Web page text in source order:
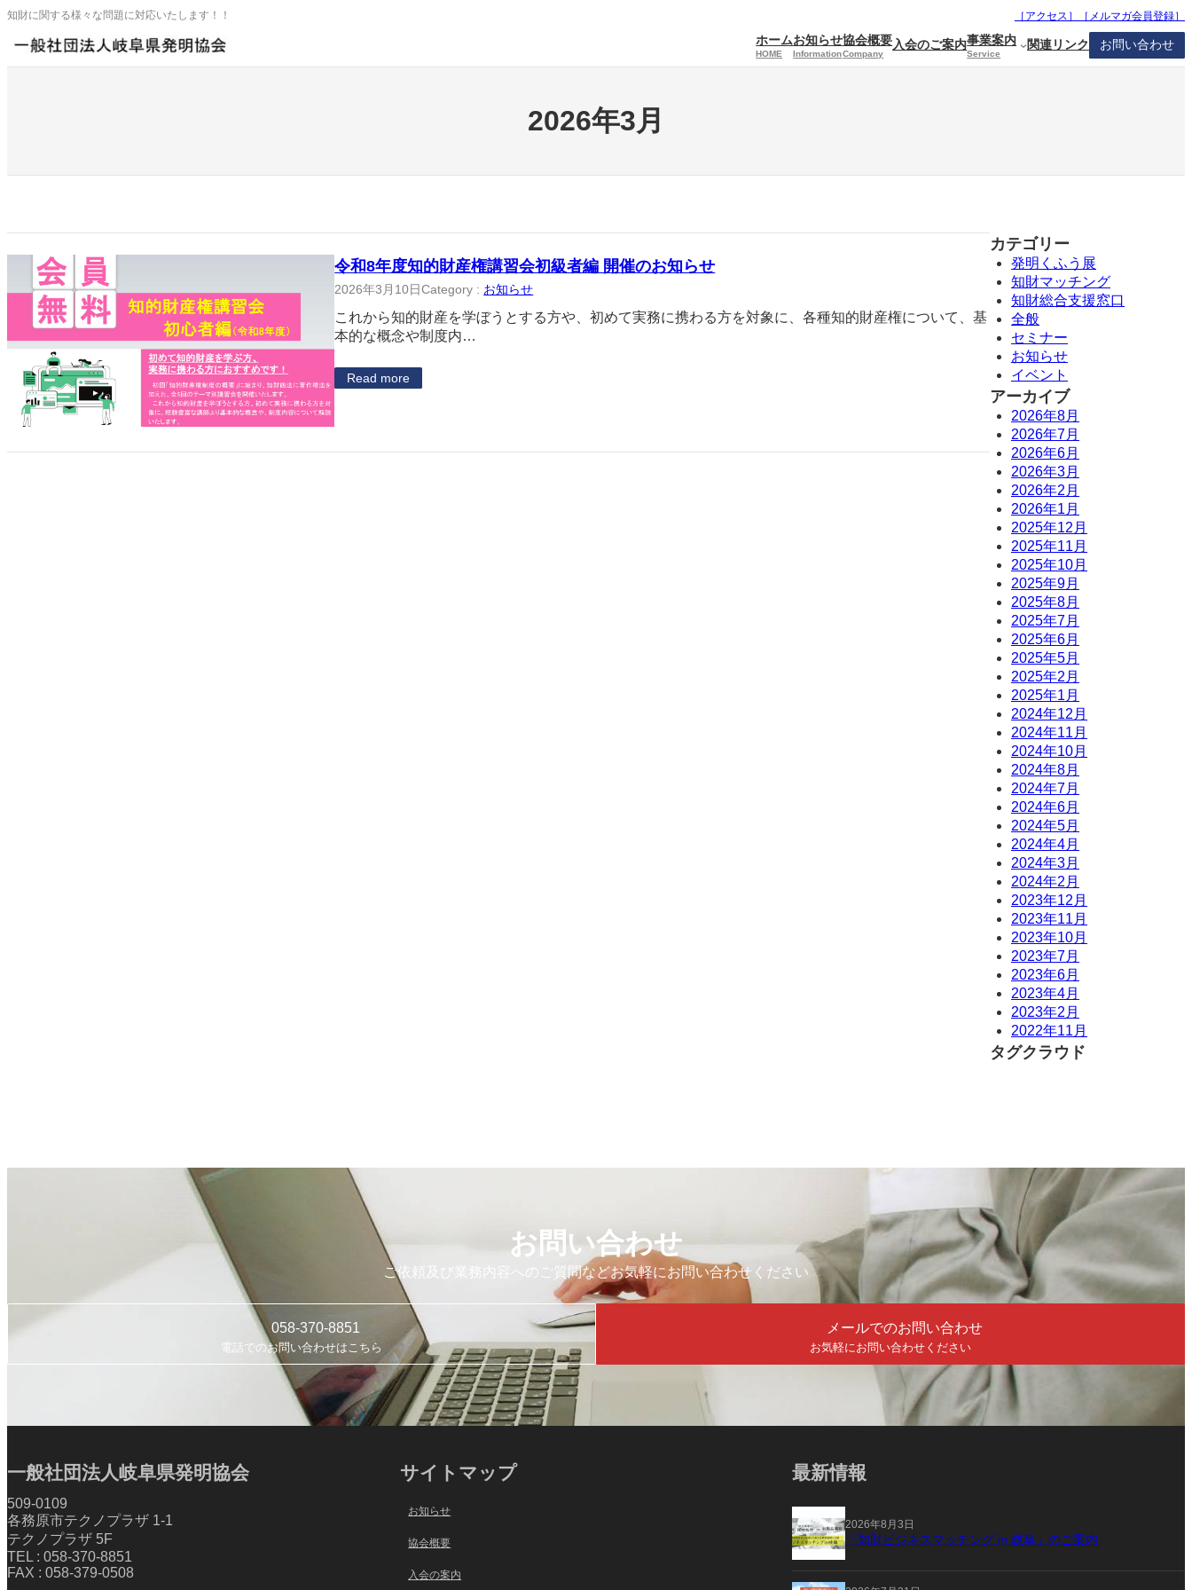
内
ス
知財に関する様々な問題に対応いたします！！ ［アクセス］ ［ メルマガ会員登録］
ホーム
HOME
お知らせ
Information
協会概要
Company
入会のご案内事業案内
Service
関連リンク お問い合わせ
2026年3月
令和8年度知的財産権講習会初級者編 開催のお知らせ
2026年3月10日Category : お知らせ
これから知的財産を学ぼうとする方や、初めて実務に携わる方を対象に、各種知的財産権について、基
本的な概念や制度内…
Read more
カテゴリー
発明くふう展
知財マッチング
知財総合支援窓口
全般
セミナー
お知らせ
イベント
アーカイブ
2026年8月
2026年7月
2026年6月
2026年3月
2026年2月
2026年1月
2025年12月
2025年11月
2025年10月
2025年9月
2025年8月
2025年7月
2025年6月
2025年5月
2025年2月
2025年1月
2024年12月
2024年11月
2024年10月
2024年8月
2024年7月
2024年6月
2024年5月
2024年4月
2024年3月
2024年2月
2023年12月
2023年11月
2023年10月
2023年7月
2023年6月
2023年4月
2023年2月
2022年11月
タグクラウド
お問い合わせ
ご依頼及び業務内容へのご質問などお気軽にお問い合わせください
058-370-8851
電話でのお問い合わせはこちら
メールでのお問い合わせ
お気軽にお問い合わせください
一般社団法人岐阜県発明協会
509-0109
各務原市テクノプラザ 1-1
テクノプラザ 5F
TEL : 058-370-8851
FAX : 058-379-0508
サイトマップ
お知らせ
協会概要
入会の案内
最新情報
2026年8月3日
「知財ビジネスマッチング in 岐阜」のご案内